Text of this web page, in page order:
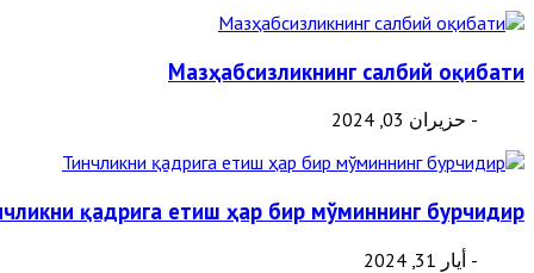
Мазҳабсизликнинг салбий оқибати
- حزيران 03, 2024
қадрига етиш ҳар бир мўминнинг бурчидир
- أيار 31, 2024